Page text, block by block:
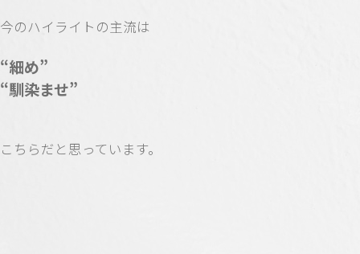
今のハイライトの主流は
“細め”
“馴染ませ”
こちらだと思っています。